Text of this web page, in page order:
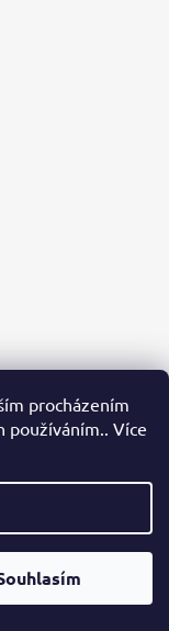
procházením
používáním.. Více
Všechna práva
cookies